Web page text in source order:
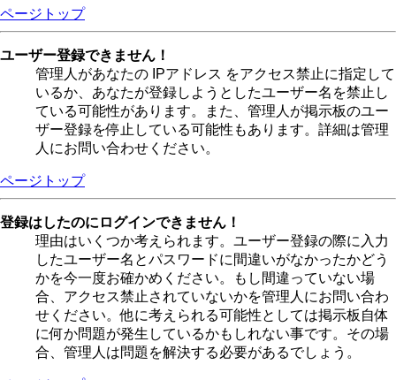
ページトップ
ユーザー登録できません！
管理人があなたの IPアドレス をアクセス禁止に指定して
いるか、あなたが登録しようとしたユーザー名を禁止し
ている可能性があります。また、管理人が掲示板のユー
ザー登録を停止している可能性もあります。詳細は管理
人にお問い合わせください。
ページトップ
登録はしたのにログインできません！
理由はいくつか考えられます。ユーザー登録の際に入力
したユーザー名とパスワードに間違いがなかったかどう
かを今一度お確かめください。もし間違っていない場
合、アクセス禁止されていないかを管理人にお問い合わ
せください。他に考えられる可能性としては掲示板自体
に何か問題が発生しているかもしれない事です。その場
合、管理人は問題を解決する必要があるでしょう。